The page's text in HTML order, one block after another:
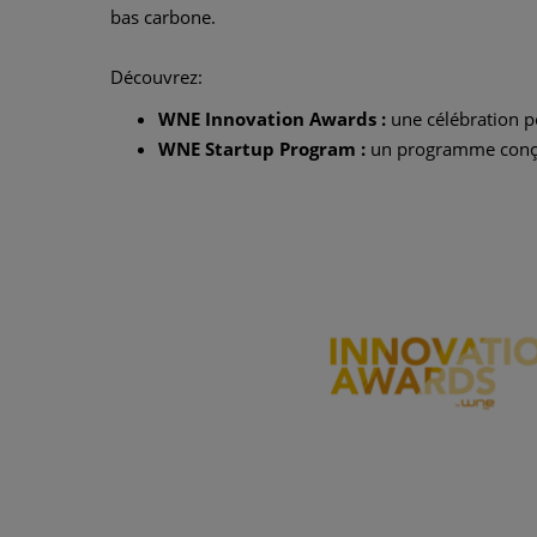
bas carbone.
Découvrez:
WNE Innovation Awards : une célébration
WNE Startup Program : un programme